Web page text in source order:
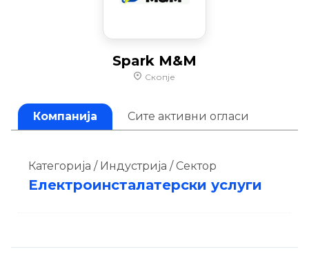
Spark M&M
Скопје
Компанија Сите активни огласи
Категорија / Индустрија / Сектор
Електроинсталатерски услуги